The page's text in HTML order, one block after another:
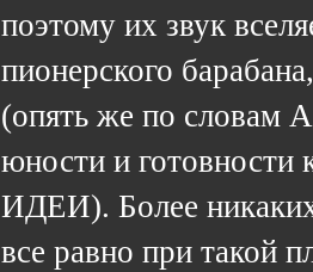
поэтому их звук
пионерского
(опять же по словам
юности и готовности
ИДЕИ). Более
все равно при такой